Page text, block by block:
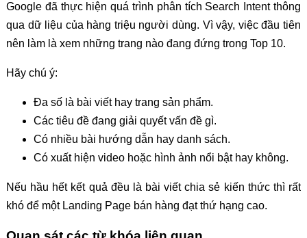
Google đã thực hiện quá trình phân tích Search Intent thông
qua dữ liệu của hàng triệu người dùng. Vì vậy, việc đầu tiên
nên làm là xem những trang nào đang đứng trong Top 10.
Hãy chú ý:
Đa số là bài viết hay trang sản phẩm.
Các tiêu đề đang giải quyết vấn đề gì.
Có nhiều bài hướng dẫn hay danh sách.
Có xuất hiện video hoặc hình ảnh nổi bật hay không.
Nếu hầu hết kết quả đều là bài viết chia sẻ kiến thức thì rất
khó để một Landing Page bán hàng đạt thứ hạng cao.